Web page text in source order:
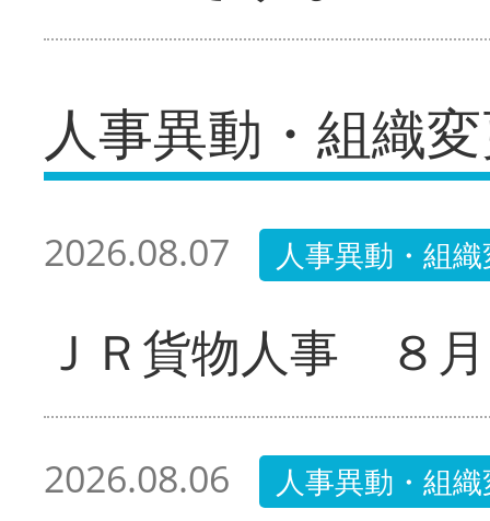
人事異動・組織
2026.08.07 人事異動・組
ＪＲ貨物人事 ８
2026.08.06 人事異動・組